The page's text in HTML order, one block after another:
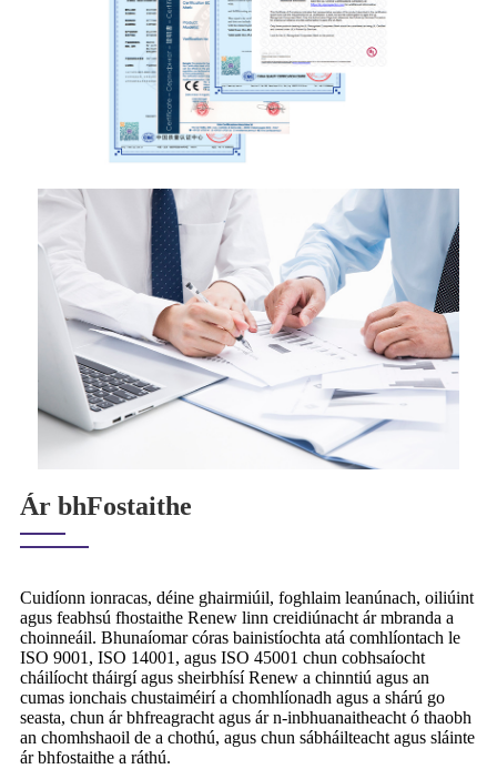
Ár bhFostaithe
Cuidíonn ionracas, déine ghairmiúil, foghlaim leanúnach, oiliúint
agus feabhsú fhostaithe Renew linn creidiúnacht ár mbranda a
choinneáil. Bhunaíomar córas bainistíochta atá comhlíontach le
ISO 9001, ISO 14001, agus ISO 45001 chun cobhsaíocht
cháilíocht tháirgí agus sheirbhísí Renew a chinntiú agus an
cumas ionchais chustaiméirí a chomhlíonadh agus a shárú go
seasta, chun ár bhfreagracht agus ár n-inbhuanaitheacht ó thaobh
an chomhshaoil ​​de a chothú, agus chun sábháilteacht agus sláinte
ár bhfostaithe a ráthú.